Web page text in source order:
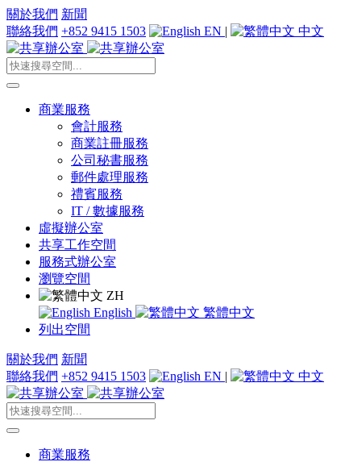
關於我們 新聞
聯絡我們 +852 9415 1503 EN | 中文
商業服務
會計服務
商業註冊服務
公司秘書服務
郵件處理服務
禮賓服務
IT / 數據服務
虛擬辦公室
共享工作空間
服務式辦公室
瀏覽空間
ZH
English
繁體中文
列出空間
關於我們 新聞
聯絡我們 +852 9415 1503 EN | 中文
商業服務